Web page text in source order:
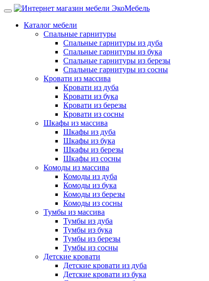
Каталог мебели
Спальные гарнитуры
Спальные гарнитуры из дуба
Спальные гарнитуры из бука
Спальные гарнитуры из березы
Спальные гарнитуры из сосны
Кровати из массива
Кровати из дуба
Кровати из бука
Кровати из березы
Кровати из сосны
Шкафы из массива
Шкафы из дуба
Шкафы из бука
Шкафы из березы
Шкафы из сосны
Комоды из массива
Комоды из дуба
Комоды из бука
Комоды из березы
Комоды из сосны
Тумбы из массива
Тумбы из дуба
Тумбы из бука
Тумбы из березы
Тумбы из сосны
Детские кровати
Детские кровати из дуба
Детские кровати из бука